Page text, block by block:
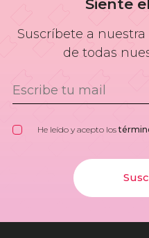
Siente
Suscríbete a
de todas
He leído y acepto los